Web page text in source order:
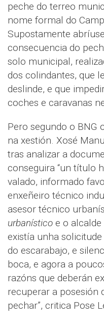
peche do terreo
nome formal do
Supostamente
consecuencia do
solo municipal,
dos colindantes, que
deslinde, e que
coches e caravanas
Pero segundo o BNG
na xestión. Xosé
tras analizar a
conseguira “un título
valado, informado
enxeñeiro técnico
asesor técnico
urbanístico e o
existía unha
do escarabajo, e
boca, e agora a
razóns que deberán
recuperar a posesión
pechar”, critica Pose